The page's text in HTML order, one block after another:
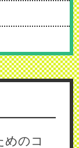
めのコ